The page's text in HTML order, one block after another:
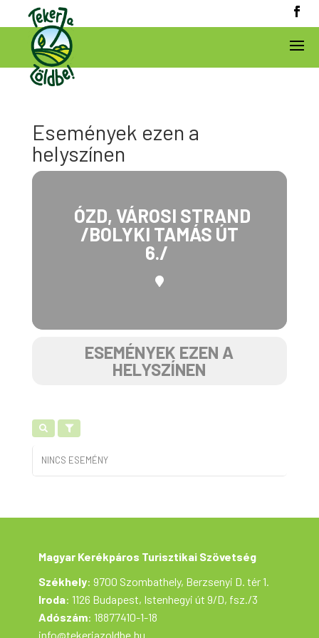
Események ezen a
helyszínen
ÓZD, VÁROSI STRAND
/BOLYKI TAMÁS ÚT
6./
ESEMÉNYEK EZEN A
HELYSZÍNEN
NINCS ESEMÉNY
Magyar Kerékpáros Turisztikai Szövetség
Székhely: 9700 Szombathely, Berzsenyi D. tér 1.
Iroda: 1126 Budapest, Istenhegyi út 9/D, fsz./3
Adószám: 18877410-1-18
info@tekerjazoldbe.hu